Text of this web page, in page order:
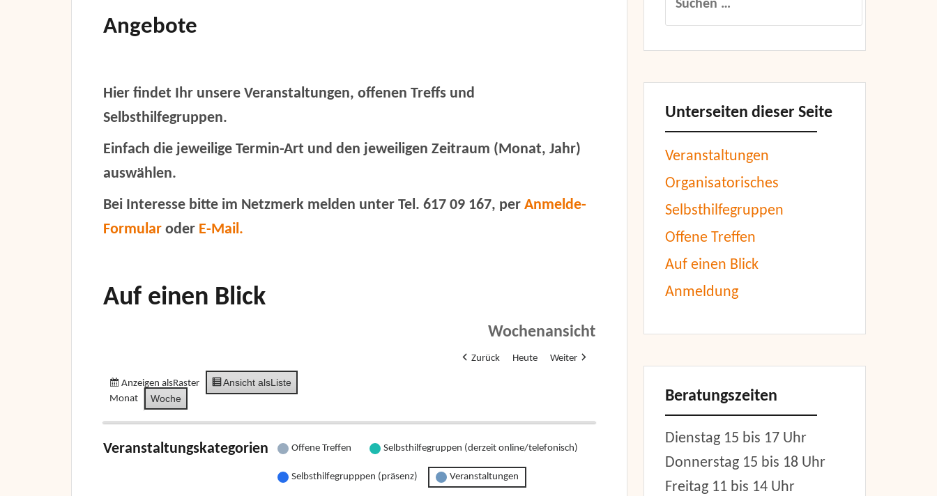
Angebote
Hier findet Ihr unsere Veranstaltungen, offenen Treffs und
Selbsthilfegruppen.
Einfach die jeweilige Termin-Art und den jeweiligen Zeitraum (Monat, Jahr)
auswählen.
Bei Interesse bitte im Netzmerk melden unter Tel. 617 09 167, per Anmelde-
Formular oder E-Mail.
Auf einen Blick
Wochenansicht
Anzeigen alsRaster Ansicht alsListe
Monat Woche
Zurück Heute Weiter
Veranstaltungskategorien Offene Treffen Selbsthilfegruppen (derzeit online/telefonisch)
Selbsthilfegrupppen (präsenz) Veranstaltungen
Unterseiten dieser Seite
Veranstaltungen
Organisatorisches
Selbsthilfegruppen
Offene Treffen
Auf einen Blick
Anmeldung
Beratungszeiten
Dienstag 15 bis 17 Uhr
Donnerstag 15 bis 18 Uhr
Freitag 11 bis 14 Uhr